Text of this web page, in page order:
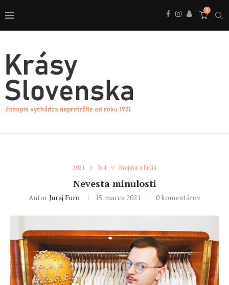
0
2021 3-4 Krajina a ľudia
Nevesta minulosti
AutorJuraj Furo 15. marca 2021 0 komentárov